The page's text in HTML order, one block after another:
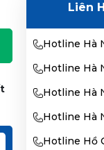
Liên
Hotline Hà
Hotline Hà
Hotline Hà
Hotline Hà
Hotline Hồ